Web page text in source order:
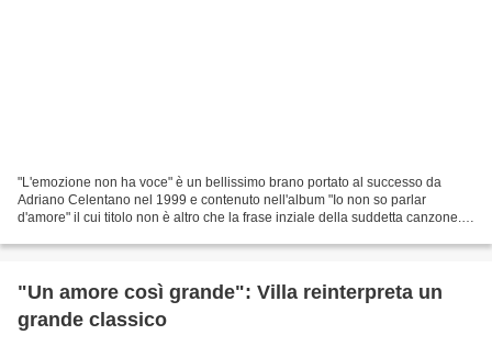
"L'emozione non ha voce" è un bellissimo brano portato al successo da
Adriano Celentano nel 1999 e contenuto nell'album "Io non so parlar
d'amore" il cui titolo non è altro che la frase inziale della suddetta canzone.
"Un amore così grande": Villa reinterpreta un
grande classico